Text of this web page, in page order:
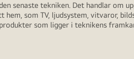
senaste tekniken. Det handlar om
som TV, ljudsystem, vitvaror,
som ligger i teknikens